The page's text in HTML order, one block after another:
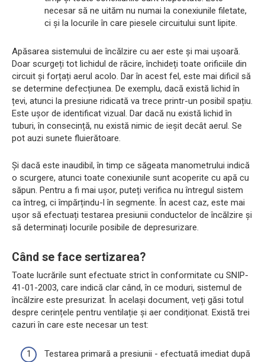
necesar să ne uităm nu numai la conexiunile filetate,
ci și la locurile în care piesele circuitului sunt lipite.
Apăsarea sistemului de încălzire cu aer este și mai ușoară.
Doar scurgeți tot lichidul de răcire, închideți toate orificiile din
circuit și forțați aerul acolo. Dar în acest fel, este mai dificil să
se determine defecțiunea. De exemplu, dacă există lichid în
țevi, atunci la presiune ridicată va trece printr-un posibil spațiu.
Este ușor de identificat vizual. Dar dacă nu există lichid în
tuburi, în consecință, nu există nimic de ieșit decât aerul. Se
pot auzi sunete fluierătoare.
Și dacă este inaudibil, în timp ce săgeata manometrului indică
o scurgere, atunci toate conexiunile sunt acoperite cu apă cu
săpun. Pentru a fi mai ușor, puteți verifica nu întregul sistem
ca întreg, ci împărțindu-l în segmente. În acest caz, este mai
ușor să efectuați testarea presiunii conductelor de încălzire și
să determinați locurile posibile de depresurizare.
Când se face sertizarea?
Toate lucrările sunt efectuate strict în conformitate cu SNIP-
41-01-2003, care indică clar când, în ce moduri, sistemul de
încălzire este presurizat. În același document, veți găsi totul
despre cerințele pentru ventilație și aer condiționat. Există trei
cazuri în care este necesar un test:
Testarea primară a presiunii - efectuată imediat după